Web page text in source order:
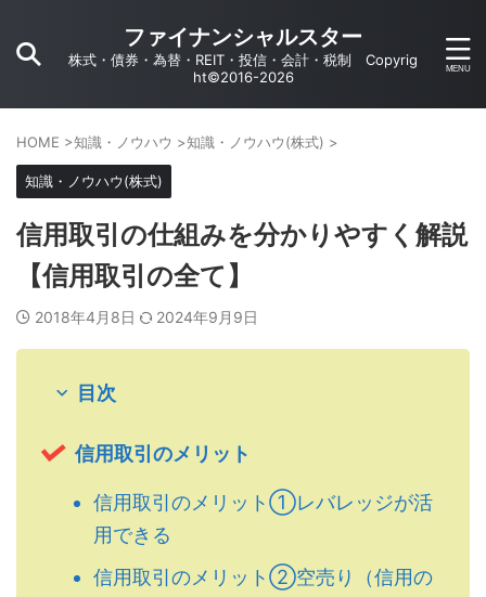
ファイナンシャルスター
株式・債券・為替・REIT・投信・会計・税制 Copyrig
ht©2016-2026
HOME >知識・ノウハウ >知識・ノウハウ(株式) >
知識・ノウハウ(株式)
信用取引の仕組みを分かりやすく解説
【信用取引の全て】
2018年4月8日 2024年9月9日
目次
信用取引のメリット
信用取引のメリット①レバレッジが活
用できる
信用取引のメリット②空売り（信用の